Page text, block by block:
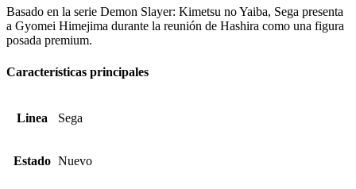
Basado en la serie Demon Slayer: Kimetsu no Yaiba, Sega presenta
a Gyomei Himejima durante la reunión de Hashira como una figura
posada premium.
Características principales
Linea Sega
Estado Nuevo